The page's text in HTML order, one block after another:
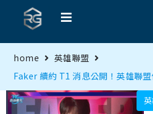
home
英雄聯盟
Faker 續約 T1 消息公開！英雄聯